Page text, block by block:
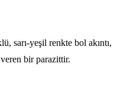
sarı-yeşil renkte bol akıntı,
bir parazittir.